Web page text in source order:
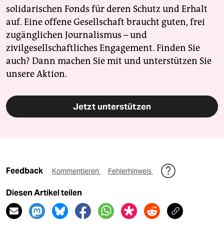
solidarischen Fonds für deren Schutz und Erhalt
auf. Eine offene Gesellschaft braucht guten, frei
zugänglichen Journalismus – und
zivilgesellschaftliches Engagement. Finden Sie
auch? Dann machen Sie mit und unterstützen Sie
unsere Aktion.
Jetzt unterstützen
Feedback Kommentieren Fehlerhinweis
Diesen Artikel teilen